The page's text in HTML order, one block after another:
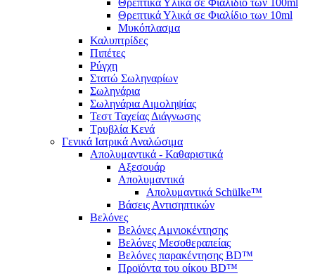
Θρεπτικά Υλικά σε Φιαλίδιο των 100ml
Θρεπτικά Υλικά σε Φιαλίδιο των 10ml
Μυκόπλασμα
Καλυπτρίδες
Πιπέτες
Ρύγχη
Στατώ Σωληναρίων
Σωληνάρια
Σωληνάρια Αιμοληψίας
Τεστ Ταχείας Διάγνωσης
Τρυβλία Κενά
Γενικά Ιατρικά Αναλώσιμα
Απολυμαντικά - Καθαριστικά
Αξεσουάρ
Απολυμαντικά
Απολυμαντικά Schülke™
Βάσεις Αντισηπτικών
Βελόνες
Βελόνες Αμνιοκέντησης
Βελόνες Μεσοθεραπείας
Βελόνες παρακέντησης BD™
Προϊόντα του οίκου BD™